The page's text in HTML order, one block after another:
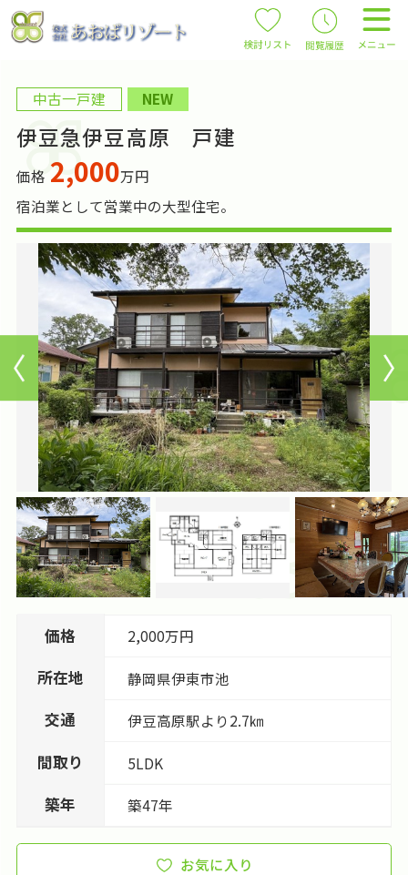
中古一戸建 NEW
伊豆急伊豆高原 戸建
価格 2,000万円
宿泊業として営業中の大型住宅。
価格 2,000万円
所在地 静岡県伊東市池
交通 伊豆高原駅より2.7㎞
間取り 5LDK
築年 築47年
お気に入り